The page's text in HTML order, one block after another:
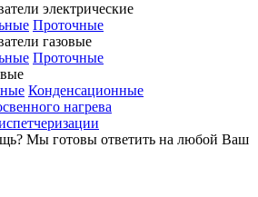
электрические
Проточные
газовые
Проточные
Конденсационные
нагрева
Мы готовы ответить на любой Ваш